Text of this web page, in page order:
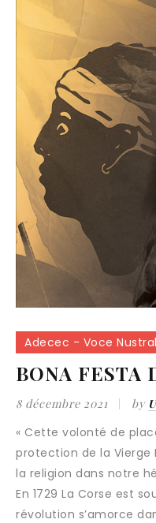
Adecec - Voce
BONA FESTA
8 décembre 2021 by
« Cette volonté de
protection de la Vierge
la religion dans notre
En 1729 La Corse est
révolution s’amorce